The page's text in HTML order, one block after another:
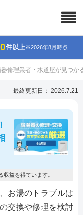
件以上※2026年8月時点
修理業者・水道屋が見つか
最終更新日： 2026.7.21
益を得ています。
お湯のトラブルは
交換や修理を検討